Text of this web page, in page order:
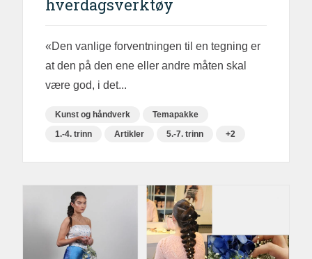
hverdagsverktøy
«Den vanlige forventningen til en tegning er
at den på den ene eller andre måten skal
være god, i det...
Kunst og håndverk
Temapakke
1.-4. trinn
Artikler 5.-7. trinn +2